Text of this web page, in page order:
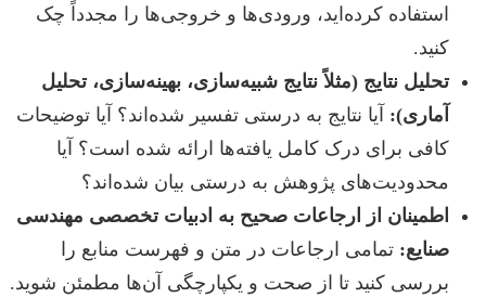
استفاده کرده‌اید، ورودی‌ها و خروجی‌ها را مجدداً چک
کنید.
تحلیل نتایج (مثلاً نتایج شبیه‌سازی، بهینه‌سازی، تحلیل
آماری): آیا نتایج به درستی تفسیر شده‌اند؟ آیا توضیحات
کافی برای درک کامل یافته‌ها ارائه شده است؟ آیا
محدودیت‌های پژوهش به درستی بیان شده‌اند؟
اطمینان از ارجاعات صحیح به ادبیات تخصصی مهندسی
صنایع: تمامی ارجاعات در متن و فهرست منابع را
بررسی کنید تا از صحت و یکپارچگی آن‌ها مطمئن شوید.